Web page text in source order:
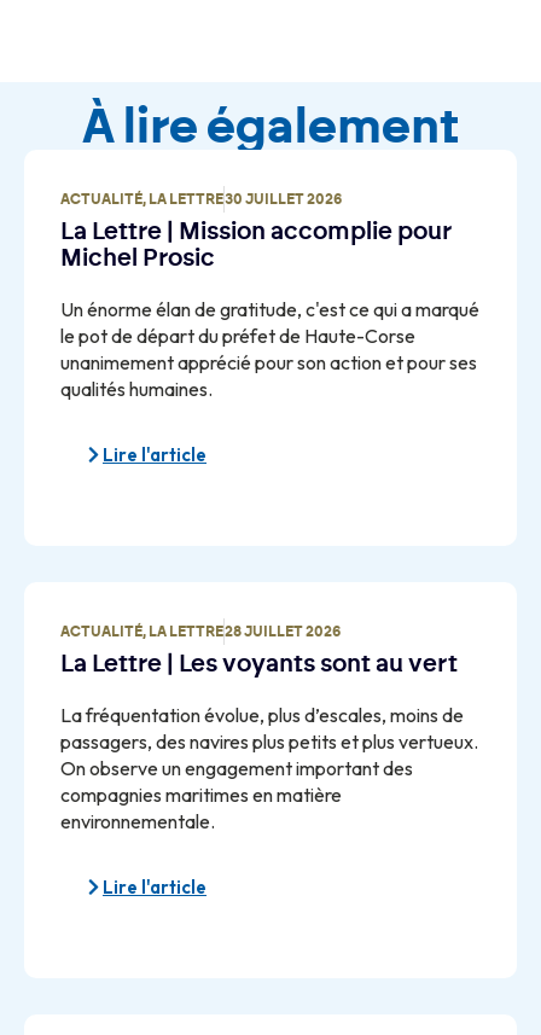
À lire également
ACTUALITÉ, LA LETTRE30 JUILLET 2026
La Lettre | Mission accomplie pour
Michel Prosic
Un énorme élan de gratitude, c'est ce qui a marqué
le pot de départ du préfet de Haute-Corse
unanimement apprécié pour son action et pour ses
qualités humaines.
Lire l'article
ACTUALITÉ, LA LETTRE28 JUILLET 2026
La Lettre | Les voyants sont au vert
La fréquentation évolue, plus d’escales, moins de
passagers, des navires plus petits et plus vertueux.
On observe un engagement important des
compagnies maritimes en matière
environnementale.
Lire l'article